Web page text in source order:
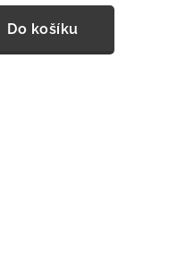
Do košíku